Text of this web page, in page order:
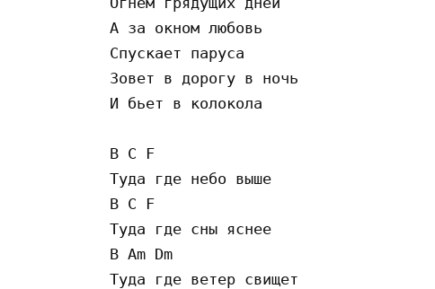
А за окном любовь
Спускает паруса
Зовет в дорогу в ночь
И бьет в колокола
B C F
Туда где небо выше
B C F
Туда где сны яснее
B Am Dm
Туда где ветер свищет